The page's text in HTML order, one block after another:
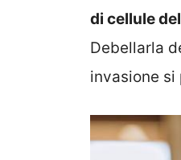
di cellule
Debellarla
invasione